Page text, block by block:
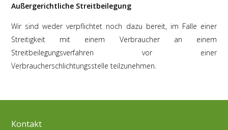
Außergerichtliche Streitbeilegung
Wir sind weder verpflichtet noch dazu bereit, im Falle einer
Streitigkeit mit einem Verbraucher an einem
Streitbeilegungsverfahren vor einer
Verbraucherschlichtungsstelle teilzunehmen.
Kontakt